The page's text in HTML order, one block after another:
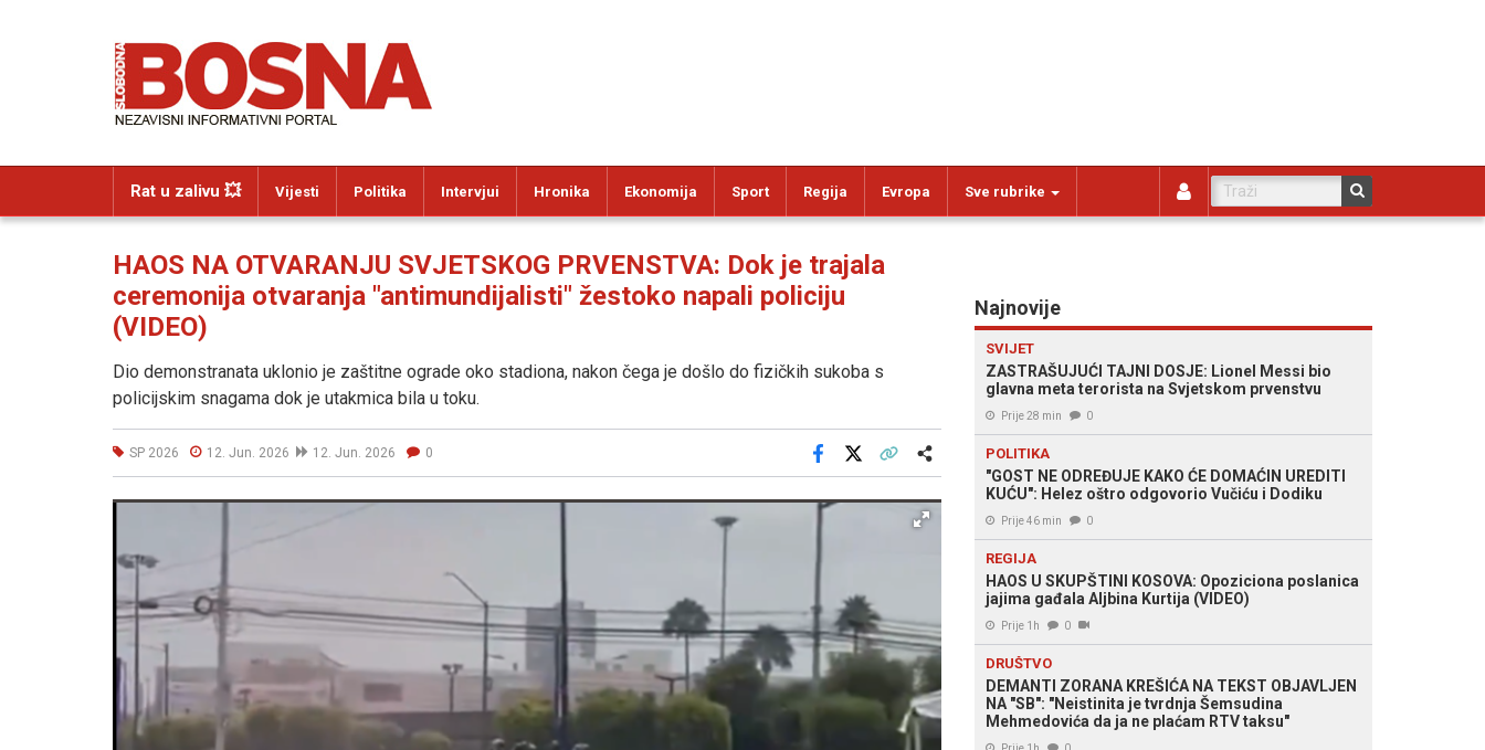
Rat u zalivu 💥 Vijesti Politika Intervjui Hronika Ekonomija Sport Regija Evropa Sve rubrike
HAOS NA OTVARANJU SVJETSKOG PRVENSTVA: Dok je trajala
ceremonija otvaranja "antimundijalisti" žestoko napali policiju
(VIDEO)
Dio demonstranata uklonio je zaštitne ograde oko stadiona, nakon čega je došlo do fizičkih sukoba s
policijskim snagama dok je utakmica bila u toku.
SP 2026 12. Jun. 2026 12. Jun. 2026 0
Facebook
Najnovije
SVIJET
ZASTRAŠUJUĆI TAJNI DOSJE: Lionel Messi bio
glavna meta terorista na Svjetskom prvenstvu
Prije 28 min 0
POLITIKA
"GOST NE ODREĐUJE KAKO ĆE DOMAĆIN UREDITI
KUĆU": Helez oštro odgovorio Vučiću i Dodiku
Prije 46 min 0
REGIJA
HAOS U SKUPŠTINI KOSOVA: Opoziciona poslanica
jajima gađala Aljbina Kurtija (VIDEO)
Prije 1h 0
DRUŠTVO
DEMANTI ZORANA KREŠIĆA NA TEKST OBJAVLJEN
NA "SB": "Neistinita je tvrdnja Šemsudina
Mehmedovića da ja ne plaćam RTV taksu"